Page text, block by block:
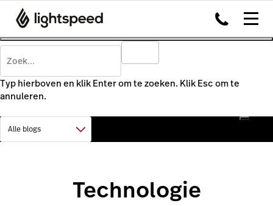
Typ hierboven en klik Enter om te zoeken. Klik Esc om te
annuleren.
Technologie